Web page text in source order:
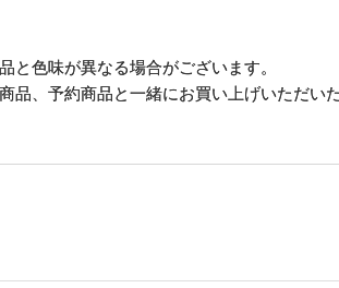
色味が異なる場合がございます。
、予約商品と一緒にお買い上げいただい